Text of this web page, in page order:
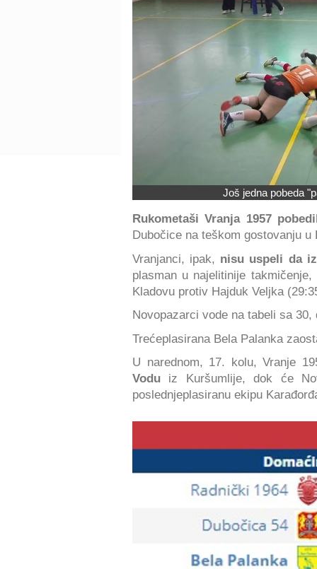
Još jedna pobeda
Rukometaši Vranja 1957
Dubočice na teškom gostovanju
Vranjanci, ipak, nisu uspeli da
plasman u najelitinije
Kladovu protiv Hajduk Veljka
Novopazarci vode na tabeli sa
Trećeplasirana Bela Palanka
U narednom, 17. kolu, Vranje
Vodu iz Kuršumlije, dok će
poslednjeplasiranu ekipu